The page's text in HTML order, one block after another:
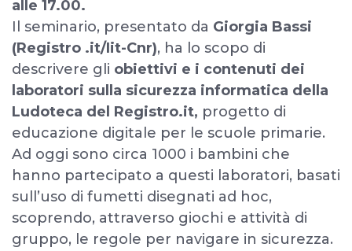
alle 17.00.
Il seminario, presentato da Giorgia Bassi
(Registro .it/Iit-Cnr), ha lo scopo di
descrivere gli obiettivi e i contenuti dei
laboratori sulla sicurezza informatica della
Ludoteca del Registro.it, progetto di
educazione digitale per le scuole primarie.
Ad oggi sono circa 1000 i bambini che
hanno partecipato a questi laboratori, basati
sull’uso di fumetti disegnati ad hoc,
scoprendo, attraverso giochi e attività di
gruppo, le regole per navigare in sicurezza.